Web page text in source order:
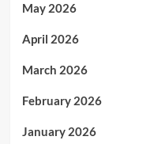
May 2026
April 2026
March 2026
February 2026
January 2026